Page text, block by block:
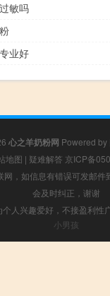
敏吗
业好
心之羊奶粉网 Powered by
地图 | 疑难解答 京ICP备
网，如信息有错误可发邮
会及时纠正，谢谢
个人兴趣爱好，不接盈利性
小男孩